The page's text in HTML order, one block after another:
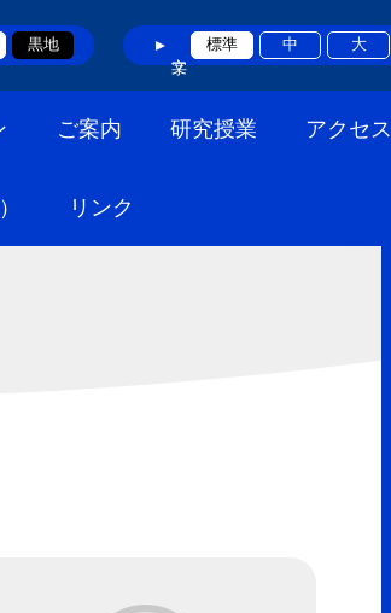
黒地 標準 中 大
ご案内 研究授業 アクセス
リンク